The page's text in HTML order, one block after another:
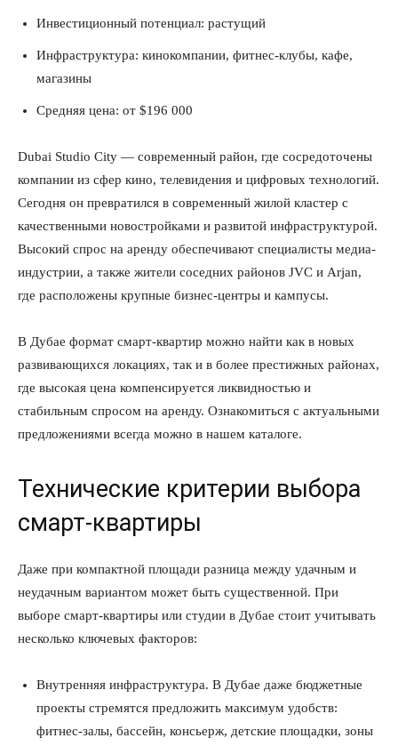
Инвестиционный потенциал: растущий
Инфраструктура: кинокомпании, фитнес-клубы, кафе,
магазины
Средняя цена: от $196 000
Dubai Studio City — современный район, где сосредоточены
компании из сфер кино, телевидения и цифровых технологий.
Сегодня он превратился в современный жилой кластер с
качественными новостройками и развитой инфраструктурой.
Высокий спрос на аренду обеспечивают специалисты медиа-
индустрии, а также жители соседних районов JVC и Arjan,
где расположены крупные бизнес-центры и кампусы.
В Дубае формат смарт-квартир можно найти как в новых
развивающихся локациях, так и в более престижных районах,
где высокая цена компенсируется ликвидностью и
стабильным спросом на аренду. Ознакомиться с актуальными
предложениями всегда можно в нашем каталоге.
Технические критерии выбора
смарт-квартиры
Даже при компактной площади разница между удачным и
неудачным вариантом может быть существенной. При
выборе смарт-квартиры или студии в Дубае стоит учитывать
несколько ключевых факторов:
Внутренняя инфраструктура. В Дубае даже бюджетные
проекты стремятся предложить максимум удобств:
фитнес-залы, бассейн, консьерж, детские площадки, зоны